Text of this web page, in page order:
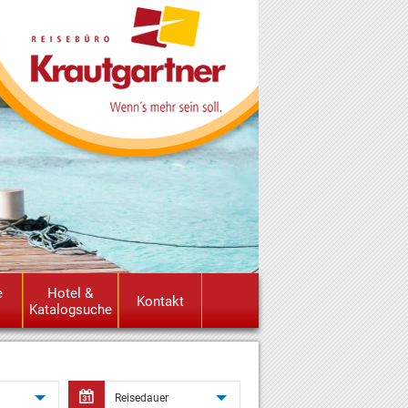
Hotel &
Katalogsuche
Kontakt
dailycalendar Reisedauer